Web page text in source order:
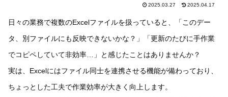
2025.03.27 2025.04.17
日々の業務で複数のExcelファイルを扱っていると、「このデー
タ、別ファイルにも反映できないかな？」「更新のたびに手作業
でコピペしていて非効率…」と感じたことはありませんか？
実は、Excelにはファイル同士を連携させる機能が備わっており、
ちょっとした工夫で作業効率が大きく向上します。